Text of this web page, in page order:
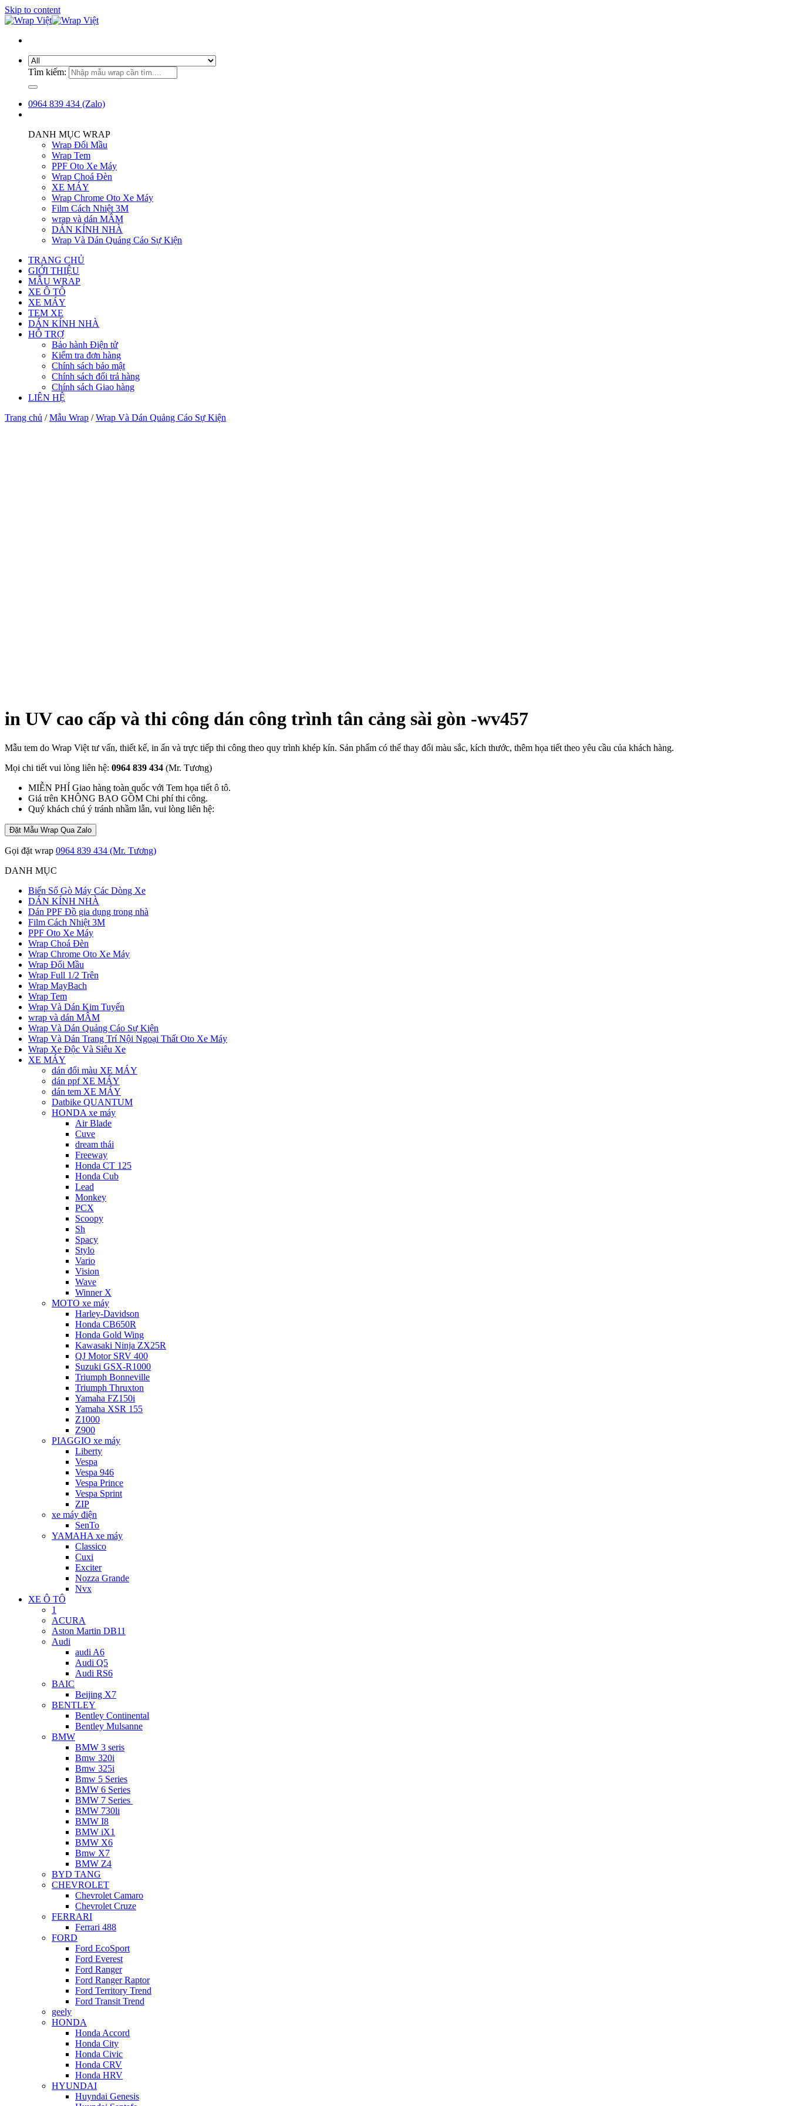
Skip to content
Tìm kiếm:
0964 839 434 (Zalo)
DANH MỤC WRAP
Wrap Đổi Mầu
Wrap Tem
PPF Oto Xe Máy
Wrap Choá Đèn
XE MÁY
Wrap Chrome Oto Xe Máy
Film Cách Nhiệt 3M
wrap và dán MÂM
DÁN KÍNH NHÀ
Wrap Và Dán Quảng Cáo Sự Kiện
TRANG CHỦ
GIỚI THIỆU
MẪU WRAP
XE Ô TÔ
XE MÁY
TEM XE
DÁN KÍNH NHÀ
HỖ TRỢ
Bảo hành Điện tử
Kiểm tra đơn hàng
Chính sách bảo mật
Chính sách đổi trả hàng
Chính sách Giao hàng
LIÊN HỆ
Trang chủ / Mẫu Wrap / Wrap Và Dán Quảng Cáo Sự Kiện
in UV cao cấp và thi công dán công trình tân cảng sài gòn -wv457
Mẫu tem do Wrap Việt tư vấn, thiết kế, in ấn và trực tiếp thi công theo quy trình khép kín. Sản phẩm có thể thay đổi màu sắc, kích thước, thêm họa tiết theo yêu cầu của khách hàng.
Mọi chi tiết vui lòng liên hệ: 0964 839 434 (Mr. Tương)
MIỄN PHÍ Giao hàng toàn quốc với Tem họa tiết ô tô.
Giá trên KHÔNG BAO GỒM Chi phí thi công.
Quý khách chú ý tránh nhầm lẫn, vui lòng liên hệ:
Đặt Mẫu Wrap Qua Zalo
Gọi đặt wrap 0964 839 434 (Mr. Tương)
DANH MỤC
Biển Số Gò Máy Các Dòng Xe
DÁN KÍNH NHÀ
Dán PPF Đồ gia dụng trong nhà
Film Cách Nhiệt 3M
PPF Oto Xe Máy
Wrap Choá Đèn
Wrap Chrome Oto Xe Máy
Wrap Đổi Mầu
Wrap Full 1/2 Trên
Wrap MayBach
Wrap Tem
Wrap Và Dán Kim Tuyến
wrap và dán MÂM
Wrap Và Dán Quảng Cáo Sự Kiện
Wrap Và Dán Trang Trí Nội Ngoại Thất Oto Xe Máy
Wrap Xe Độc Và Siêu Xe
XE MÁY
dán đổi màu XE MÁY
dán ppf XE MÁY
dán tem XE MÁY
Datbike QUANTUM
HONDA xe máy
Air Blade
Cuve
dream thái
Freeway
Honda CT 125
Honda Cub
Lead
Monkey
PCX
Scoopy
Sh
Spacy
Stylo
Vario
Vision
Wave
Winner X
MOTO xe máy
Harley-Davidson
Honda CB650R
Honda Gold Wing
Kawasaki Ninja ZX25R
QJ Motor SRV 400
Suzuki GSX-R1000
Triumph Bonneville
Triumph Thruxton
Yamaha FZ150i
Yamaha XSR 155
Z1000
Z900
PIAGGIO xe máy
Liberty
Vespa
Vespa 946
Vespa Prince
Vespa Sprint
ZIP
xe máy điện
SenTo
YAMAHA xe máy
Classico
Cuxi
Exciter
Nozza Grande
Nvx
XE Ô TÔ
1
ACURA
Aston Martin DB11
Audi
audi A6
Audi Q5
Audi RS6
BAIC
Beijing X7
BENTLEY
Bentley Continental
Bentley Mulsanne
BMW
BMW 3 seris
Bmw 320i
Bmw 325i
Bmw 5 Series
BMW 6 Series
BMW 7 Series
BMW 730li
BMW I8
BMW iX1
BMW X6
Bmw X7
BMW Z4
BYD TANG
CHEVROLET
Chevrolet Camaro
Chevrolet Cruze
FERRARI
Ferrari 488
FORD
Ford EcoSport
Ford Everest
Ford Ranger
Ford Ranger Raptor
Ford Territory Trend
Ford Transit Trend
geely
HONDA
Honda Accord
Honda City
Honda Civic
Honda CRV
Honda HRV
HYUNDAI
Huyndai Genesis